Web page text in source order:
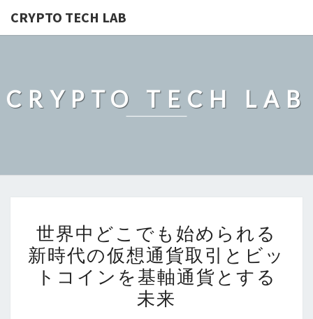
CRYPTO TECH LAB
CRYPTO TECH LAB
界
中
ど
こ
で
世界中どこでも始められる
新時代の仮想通貨取引とビッ
トコインを基軸通貨とする
未来